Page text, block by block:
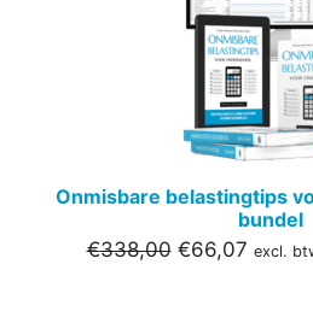
Onmisbare belastingtips
bundel
€338,00 €66,07 excl.